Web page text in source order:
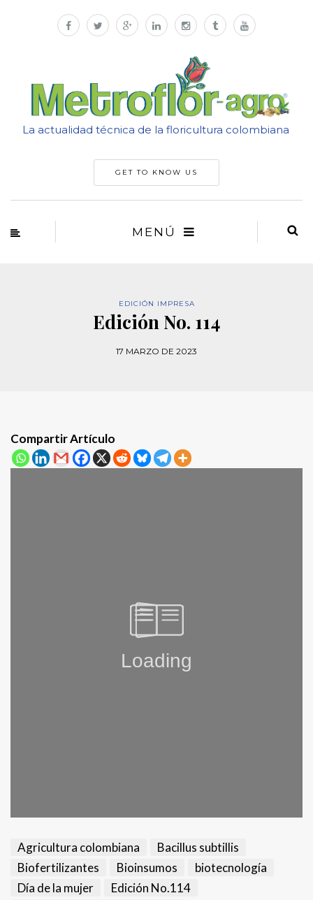
La actualidad técnica de la floricultura colombiana
GET TO KNOW US
MENÚ
EDICIÓN IMPRESA
Edición No. 114
17 MARZO DE 2023
Compartir Artículo
Agricultura colombiana
Bacillus subtillis
Biofertilizantes
Bioinsumos
biotecnología
Día de la mujer
Edición No.114